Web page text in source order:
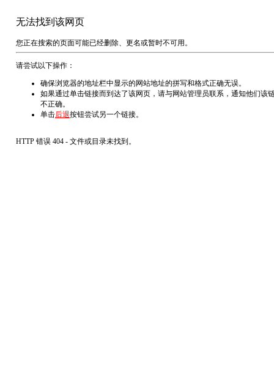
无法找到该网页
您正在搜索的页面可能已经删除、更名或暂时不可用。
请尝试以下操作：
确保浏览器的地址栏中显示的网站地址的拼写和格式正确无误。
如果通过单击链接而到达了该网页，请与网站管理员联系，通知他们该
不正确。
单击后退按钮尝试另一个链接。
HTTP 错误 404 - 文件或目录未找到。